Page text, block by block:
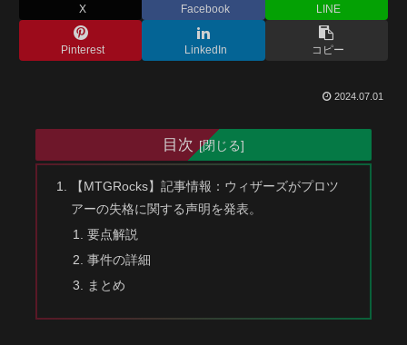
X Facebook LINE
Pinterest LinkedIn コピー
2024.07.01
目次
【MTGRocks】記事情報：ウィザーズがプロツ
アーの失格に関する声明を発表。
要点解説
事件の詳細
まとめ